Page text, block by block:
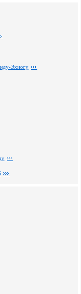
Эхиогу